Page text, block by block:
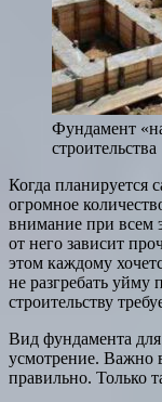
Фундамент
строительства
Когда планируется
огромное
внимание при всем
от него зависит
этом каждому
не разгребать уйму
строительству
Вид фундамента
усмотрение. Важно
правильно. Только